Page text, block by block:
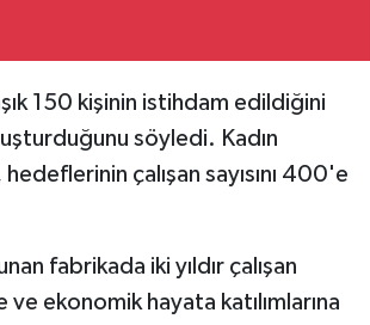
150 kişinin istihdam edildiğini
söyledi. Kadın
çalışan sayısını 400'e
fabrikada iki yıldır çalışan
ekonomik hayata katılımlarına